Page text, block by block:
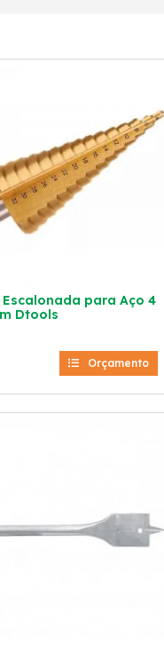
Escalonada para Aço 4
Dtools
Orçamento